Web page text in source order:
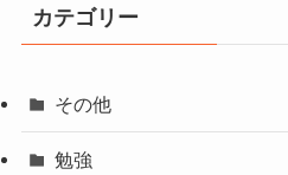
カテゴリー
その他
勉強